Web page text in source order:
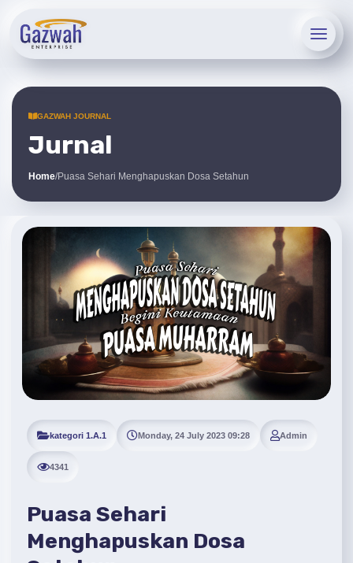
GAZWAH JOURNAL
Jurnal
Home/Puasa Sehari Menghapuskan Dosa Setahun
kategori 1.A.1 Monday, 24 July 2023 09:28 Admin
4341
Puasa Sehari
Menghapuskan Dosa